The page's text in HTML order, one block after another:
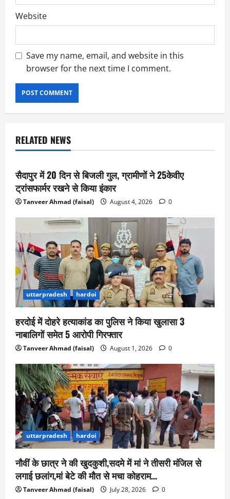
Website
Save my name, email, and website in this
browser for the next time I comment.
RELATED NEWS
uttarpradesh
सैदापुर में 20 दिन से बिजली गुल, ग्रामीणों ने 25केवीए
ट्रांसफार्मर रखने से किया इंकार
Tanveer Ahmad (faisal) August 4, 2026 0
uttarpradesh hardoi
हरदोई में दोहरे हत्याकांड का पुलिस ने किया खुलासा 3
नाबालिगों समेत 5 आरोपी गिरफ्तार
Tanveer Ahmad (faisal) August 1, 2026 0
uttarpradesh hardoi
नौवीं के छात्र ने की खुदकुशी,सदमे में मां ने तीसरी मंजिल से
लगाई छलांग,मां बेटे की मौत से मचा कोहराम…
Tanveer Ahmad (faisal) July 28, 2026 0